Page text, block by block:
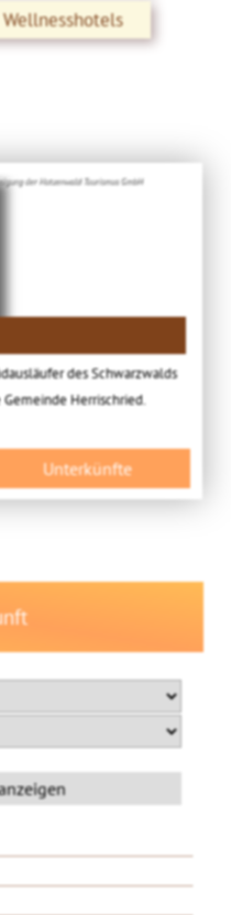
Wellnesshotels
der Hotzenwald Tourismus GmbH
des Schwarzwalds
Herrischried.
Unterkünfte